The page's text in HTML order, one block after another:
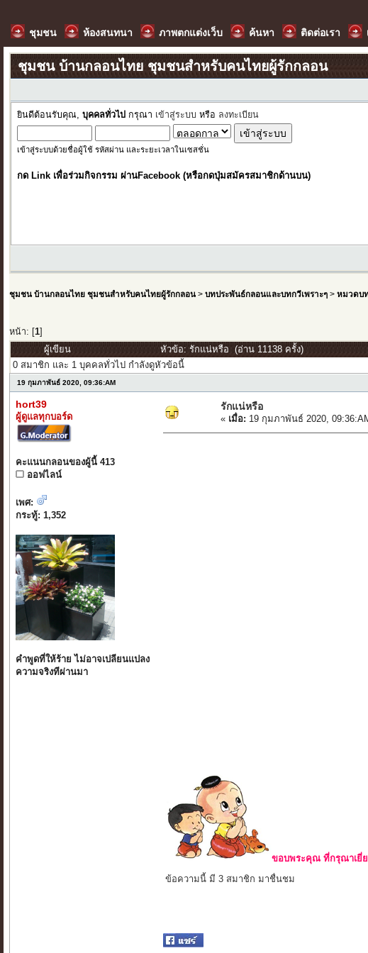
ชุมชน ห้องสนทนา ภาพตกแต่งเว็บ ค้นหา ติดต่อเรา
ชุมชน บ้านกลอนไทย ชุมชนสำหรับคนไทยผู้รักกลอน
ยินดีต้อนรับคุณ,บุคคลทั่วไป กรุณา เข้าสู่ระบบ หรือ ลงทะเบียน
เข้าสู่ระบบด้วยชื่อผู้ใช้ รหัสผ่าน และระยะเวลาในเซสชั่น
กด Link เพื่อร่วมกิจกรรม ผ่านFacebook (หรือกดปุ่มสมัครสมาชิกด้านบน)
ชุมชน บ้านกลอนไทย ชุมชนสำหรับคนไทยผู้รักกลอน >บทประพันธ์กลอนและบทกวีเพราะๆ >หมวดบ
หน้า: [1
ผู้เขียน
หัวข้อ: รักแน่หรือ (อ่าน 11138 ครั้ง)
0 สมาชิก และ 1 บุคคลทั่วไป กำลังดูหัวข้อนี้
19 กุมภาพันธ์ 2020, 09:36:AM
hort39
ผู้ดูแลทุกบอร์ด
คะแนนกลอนของผู้นี้ 413
ออฟไลน์
เพศ:
กระทู้: 1,352
คำพูดที่ให้ร้าย ไม่อาจเปลียนแปลง
ความจริงทีผ่านมา
รักแน่หรือ
« เมื่อ: 19 กุมภาพันธ์ 2020,
ขอบพระคุณ ที่กรุณาเยี่
ข้อความนี้ มี 3 สมาชิก มาชื่นชม